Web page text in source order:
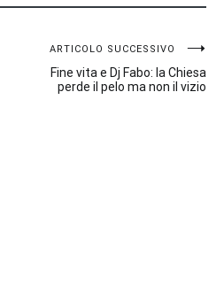
ARTICOLO SUCCESSIVO
Fine vita e Dj Fabo: la Chiesa
perde il pelo ma non il vizio